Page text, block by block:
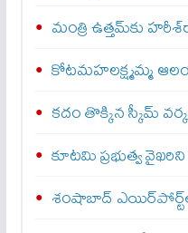
మంత్రి ఉత్తమ్‌కు
కోటమహలక్ష్మమ్మ
కదం తొక్కిన స్కీమ్
కూటమి ప్రభుత్వ
శంషాబాద్‌